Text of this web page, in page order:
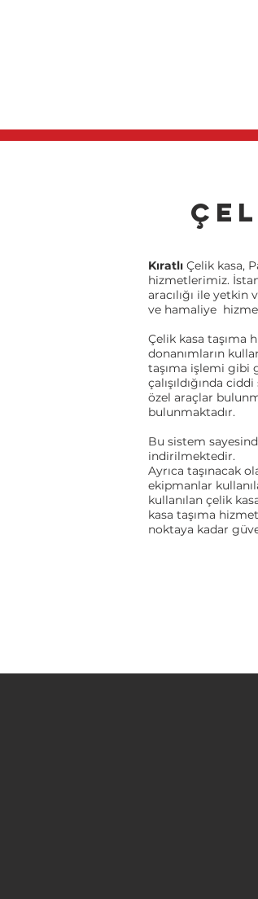
Kıratlı Çelik kasa,
hizmetlerimiz.
aracılığı ile
ve hamaliye
Çelik kasa taşıma
donanımların
taşıma işlemi gibi
çalışıldığında
özel araçlar
bulunmaktadır.
Bu sistem
indirilmektedir.
Ayrıca taşınacak
ekipmanlar
kullanılan çelik
kasa taşıma
noktaya kadar